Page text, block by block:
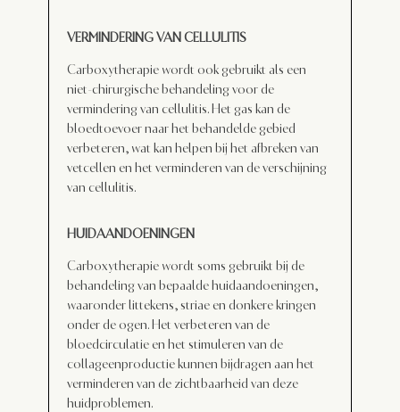
VERMINDERING VAN CELLULITIS
Carboxytherapie wordt ook gebruikt als een
niet-chirurgische behandeling voor de
vermindering van cellulitis. Het gas kan de
bloedtoevoer naar het behandelde gebied
verbeteren, wat kan helpen bij het afbreken van
vetcellen en het verminderen van de verschijning
van cellulitis.
HUIDAANDOENINGEN
Carboxytherapie wordt soms gebruikt bij de
behandeling van bepaalde huidaandoeningen,
waaronder littekens, striae en donkere kringen
onder de ogen. Het verbeteren van de
bloedcirculatie en het stimuleren van de
collageenproductie kunnen bijdragen aan het
verminderen van de zichtbaarheid van deze
huidproblemen.